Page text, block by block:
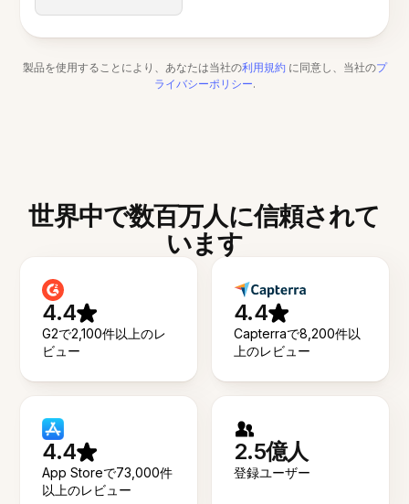
製品を使用することにより、あなたは当社の利用規約 に同意し、当社のプ
ライバシーポリシー.
世界中で数百万人に信頼されて
います
4.4
G2で2,100件以上のレ
ビュー
4.4
Capterraで8,200件以
上のレビュー
4.4
App Storeで73,000件
以上のレビュー
2.5億人
登録ユーザー